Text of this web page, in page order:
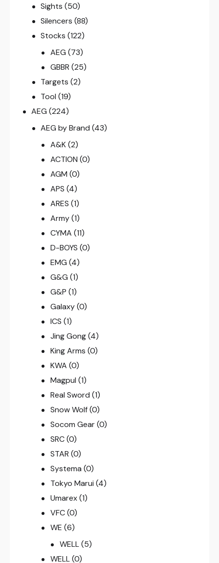
Sights (50)
Silencers (88)
Stocks (122)
AEG (73)
GBBR (25)
Targets (2)
Tool (19)
AEG (224)
AEG by Brand (43)
A&K (2)
ACTION (0)
AGM (0)
APS (4)
ARES (1)
Army (1)
CYMA (11)
D-BOYS (0)
EMG (4)
G&G (1)
G&P (1)
Galaxy (0)
ICS (1)
Jing Gong (4)
King Arms (0)
KWA (0)
Magpul (1)
Real Sword (1)
Snow Wolf (0)
Socom Gear (0)
SRC (0)
STAR (0)
Systema (0)
Tokyo Marui (4)
Umarex (1)
VFC (0)
WE (6)
WELL (5)
WELL (0)